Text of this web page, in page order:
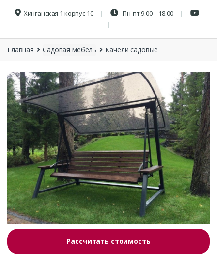
Хинганская 1 корпус 10 Пн-пт 9.00 – 18.00
Главная Садовая мебель Качели садовые
Рассчитать стоимость